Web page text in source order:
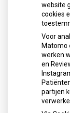
website
cookies
Voor
Matomo
werken
en
partijen